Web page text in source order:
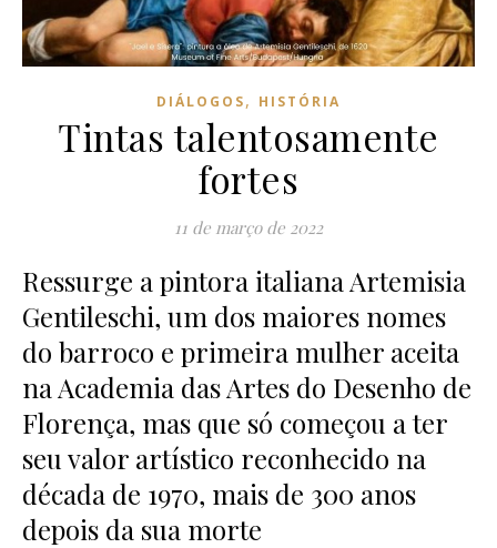
DIÁLOGOS, HISTÓRIA
Tintas talentosamente
fortes
11 de março de 2022
Ressurge a pintora italiana Artemisia
Gentileschi, um dos maiores nomes
do barroco e primeira mulher aceita
na Academia das Artes do Desenho de
Florença, mas que só começou a ter
seu valor artístico reconhecido na
década de 1970, mais de 300 anos
depois da sua morte